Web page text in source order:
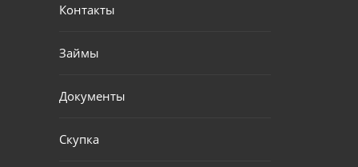
Контакты
Займы
Документы
Скупка